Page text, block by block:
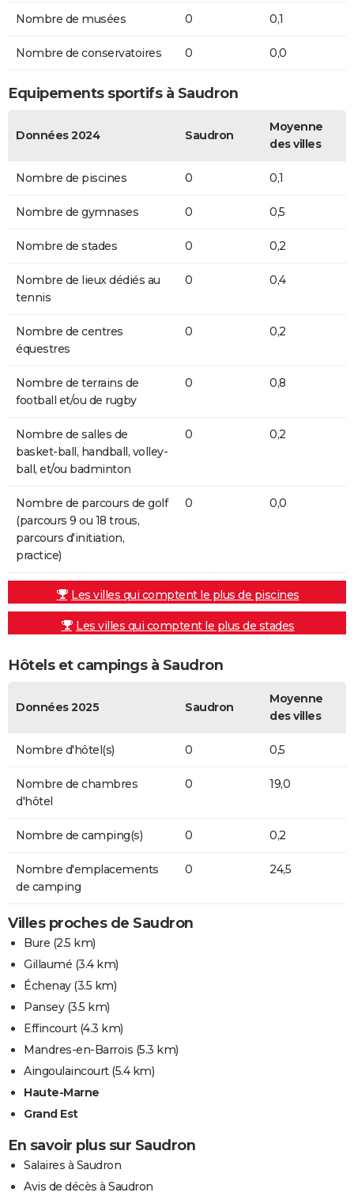
Nombre de musées 0 0,1
Nombre de conservatoires 0 0,0
Equipements sportifs à Saudron
Données 2024 Saudron
Moyenne
des villes
Nombre de piscines 0 0,1
Nombre de gymnases 0 0,5
Nombre de stades 0 0,2
Nombre de lieux dédiés au
tennis
0 0,4
Nombre de centres
équestres
0 0,2
Nombre de terrains de
football et/ou de rugby
0 0,8
Nombre de salles de
basket-ball, handball, volley-
ball, et/ou badminton
0 0,2
Nombre de parcours de golf
(parcours 9 ou 18 trous,
parcours d'initiation,
practice)
0 0,0
Les villes qui comptent le plus de piscines
Les villes qui comptent le plus de stades
Hôtels et campings à Saudron
Données 2025 Saudron
Moyenne
des villes
Nombre d'hôtel(s) 0 0,5
Nombre de chambres
d'hôtel
0 19,0
Nombre de camping(s) 0 0,2
Nombre d'emplacements
de camping
0 24,5
Villes proches de Saudron
Bure (2.5 km)
Gillaumé (3.4 km)
Échenay(3.5 km)
Pansey(3.5 km)
Effincourt(4.3 km)
Mandres-en-Barrois (5.3 km)
Aingoulaincourt(5.4 km)
Haute-Marne
Grand Est
En savoir plus sur Saudron
Salaires à Saudron
Avis de décès à Saudron